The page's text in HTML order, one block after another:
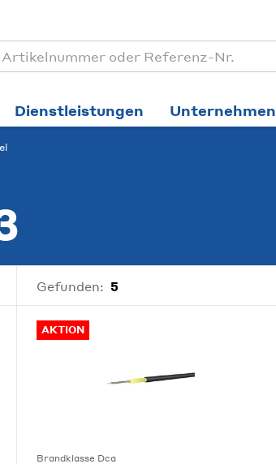
Dienstleistungen Unternehmen
Gefunden: 5
AKTION
Brandklasse Dca